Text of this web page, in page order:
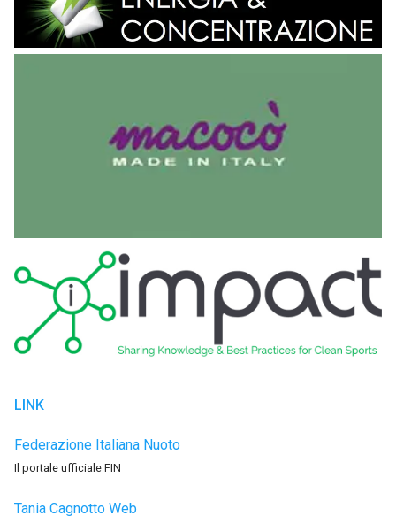
LINK
Federazione Italiana Nuoto
Il portale ufficiale FIN
Tania Cagnotto Web